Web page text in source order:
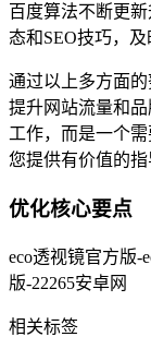
百度算法不断更
态和SEO技巧，及
通过以上多方面
提升网站流量和
工作，而是一个
您提供有价值的指
优化核心要点
eco透视镜官方版-
版-22265安卓网
相关标签